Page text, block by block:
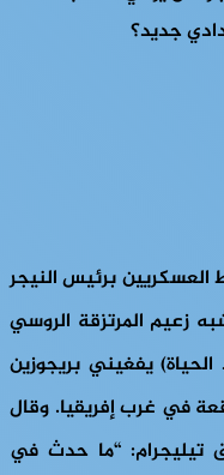
برئيس النيجر
زعيم المرتزقة الروسي
يفغيني بريجوزين
في غرب إفريقيا. وقال
“ما حدث في